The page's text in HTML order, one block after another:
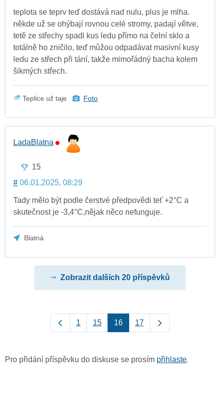
teplota se teprv teď dostává nad nulu, plus je mlha.
někde už se ohýbají rovnou celé stromy, padají větve,
tetě ze střechy spadl kus ledu přímo na čelní sklo a
totálně ho zničilo, teď můžou odpadávat masivní kusy
ledu ze střech při tání, takže mimořádný bacha kolem
šikmých střech.
Teplice už taje Foto
LadaBlatna
15
# 06.01.2025, 08:29
Tady mělo být podle čerstvé předpovědi teť +2°C a
skutečnost je -3,4°C,nějak něco nefunguje.
Blatná
Zobrazit dalších 20 příspěvků
1 15 16 17
Pro přidání příspěvku do diskuse se prosím přihlaste.